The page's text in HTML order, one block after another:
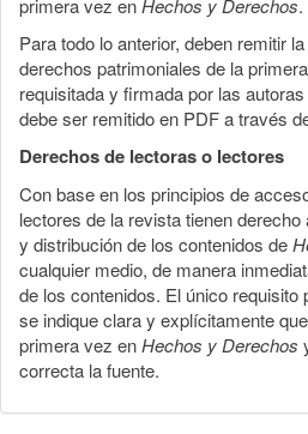
primera vez enHechos y Derechos.
Para todo lo anterior, deben remitir
derechos patrimoniales de la
requisitada y firmada por las
debe ser remitido en PDF a través
Derechos de lectoras o lectores
Con base en los principios de
lectores de la revista tienen
y distribución de los contenidos de
cualquier medio, de manera
de los contenidos. El único
se indique clara y explícitamente
primera vez enHechos y Derechos
correcta la fuente.